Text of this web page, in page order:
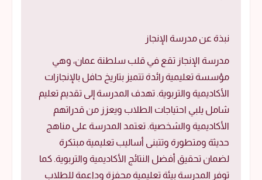
نبذة عن مدرسة الإنجاز
مدرسة الإنجاز تقع في قلب سلطنة عمان، وهي
مؤسسة تعليمية رائدة تتميز بتاريخ حافل بالإنجازات
الأكاديمية والتربوية. تهدف المدرسة إلى تقديم تعليم
شامل يلبي احتياجات الطلاب ويعزز من قدراتهم
الأكاديمية والشخصية. تعتمد المدرسة على مناهج
حديثة ومتطورة وتتبنى أساليب تعليمية مبتكرة
لضمان تحقيق أفضل النتائج الأكاديمية والتربوية. كما
توفر المدرسة بيئة تعليمية محفزة وداعمة للطلاب